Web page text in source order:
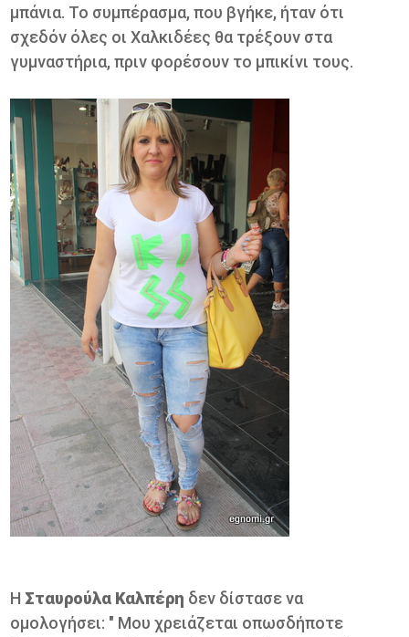
μπάνια. Το συμπέρασμα, που βγήκε, ήταν ότι
σχεδόν όλες οι Χαλκιδέες θα τρέξουν στα
γυμναστήρια, πριν φορέσουν το μπικίνι τους.
ΗΣταυρούλα Καλπέρη δεν δίστασε να
ομολογήσει: " Μου χρειάζεται οπωσδήποτε